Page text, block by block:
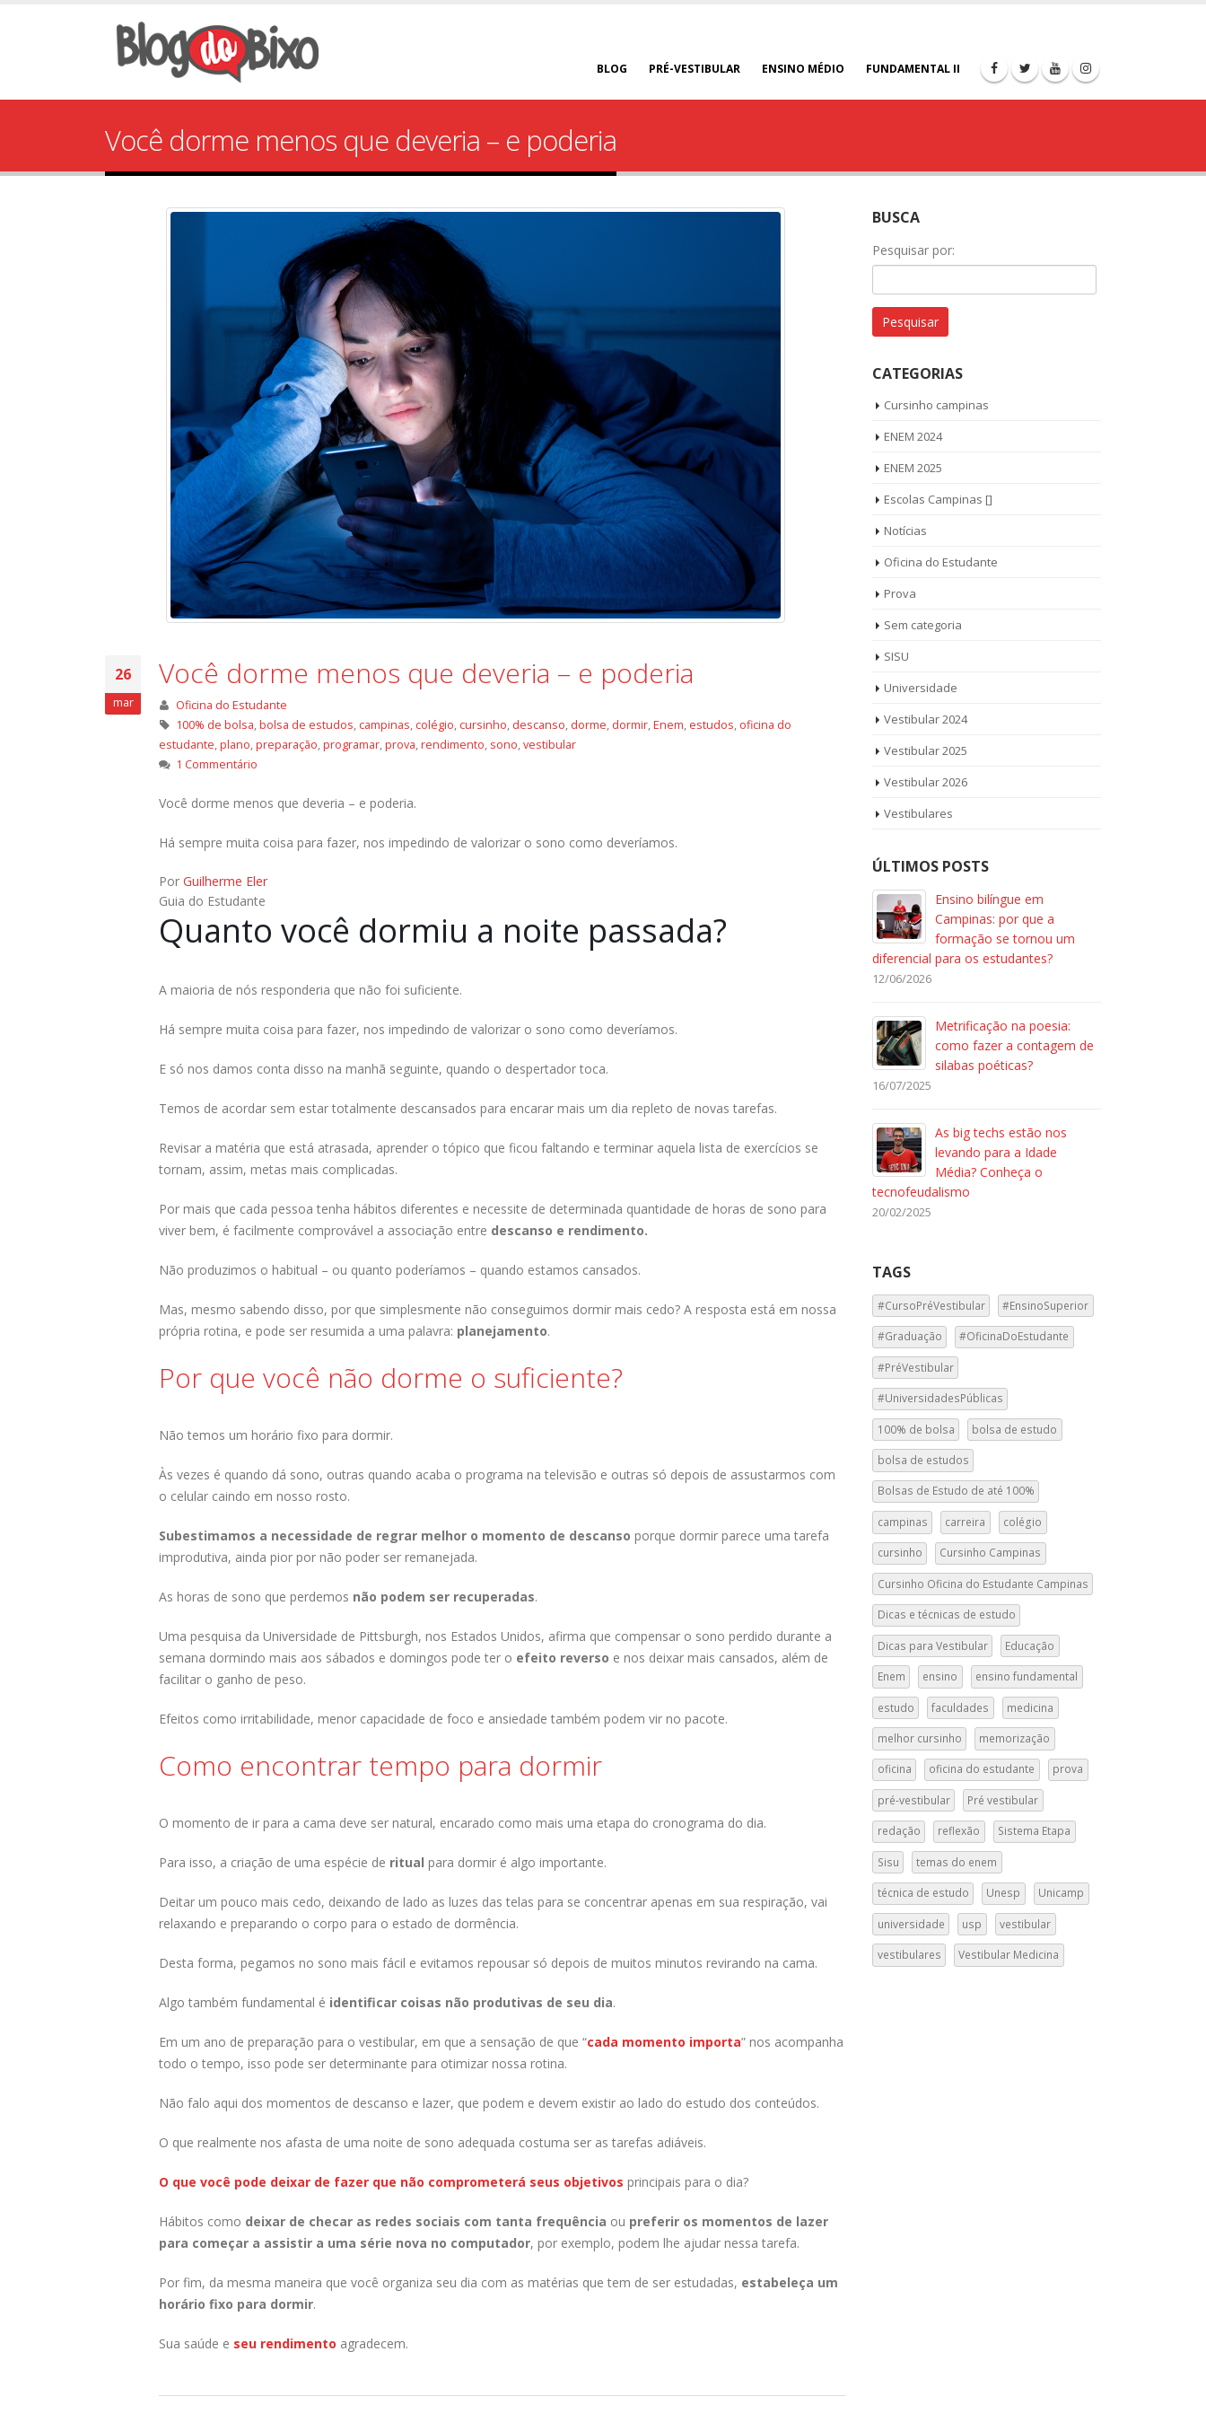
BLOG PRÉ-VESTIBULAR ENSINO MÉDIO FUNDAMENTAL II
Você dorme menos que deveria – e poderia
26
mar
Você dorme menos que deveria – e poderia
Oficina do Estudante
100% de bolsa,bolsa de estudos, campinas, colégio, cursinho, descanso, dorme, dormir,Enem, estudos, oficina do
estudante,plano,preparação,programar,prova,rendimento, sono,vestibular
1 Commentário
Você dorme menos que deveria – e poderia.
Há sempre muita coisa para fazer, nos impedindo de valorizar o sono como deveríamos.
Por Guilherme Eler
Guia do Estudante
Quanto você dormiu a noite passada?
A maioria de nós responderia que não foi suficiente.
Há sempre muita coisa para fazer, nos impedindo de valorizar o sono como deveríamos.
E só nos damos conta disso na manhã seguinte, quando o despertador toca.
Temos de acordar sem estar totalmente descansados para encarar mais um dia repleto de novas tarefas.
Revisar a matéria que está atrasada, aprender o tópico que ficou faltando e terminar aquela lista de exercícios se
tornam, assim, metas mais complicadas.
Por mais que cada pessoa tenha hábitos diferentes e necessite de determinada quantidade de horas de sono para
viver bem, é facilmente comprovável a associação entre descanso e rendimento.
Não produzimos o habitual – ou quanto poderíamos – quando estamos cansados.
Mas, mesmo sabendo disso, por que simplesmente não conseguimos dormir mais cedo? A resposta está em nossa
própria rotina, e pode ser resumida a uma palavra: planejamento.
Por que você não dorme o suficiente?
Não temos um horário fixo para dormir.
Às vezes é quando dá sono, outras quando acaba o programa na televisão e outras só depois de assustarmos com
o celular caindo em nosso rosto.
Subestimamos a necessidade de regrar melhor o momento de descanso porque dormir parece uma tarefa
improdutiva, ainda pior por não poder ser remanejada.
As horas de sono que perdemos não podem ser recuperadas.
Uma pesquisa da Universidade de Pittsburgh, nos Estados Unidos, afirma que compensar o sono perdido durante a
semana dormindo mais aos sábados e domingos pode ter o efeito reverso e nos deixar mais cansados, além de
facilitar o ganho de peso.
Efeitos como irritabilidade, menor capacidade de foco e ansiedade também podem vir no pacote.
Como encontrar tempo para dormir
O momento de ir para a cama deve ser natural, encarado como mais uma etapa do cronograma do dia.
Para isso, a criação de uma espécie de ritual para dormir é algo importante.
Deitar um pouco mais cedo, deixando de lado as luzes das telas para se concentrar apenas em sua respiração, vai
relaxando e preparando o corpo para o estado de dormência.
Desta forma, pegamos no sono mais fácil e evitamos repousar só depois de muitos minutos revirando na cama.
Algo também fundamental é identificar coisas não produtivas de seu dia.
Em um ano de preparação para o vestibular, em que a sensação de que “cada momento importa” nos acompanha
todo o tempo, isso pode ser determinante para otimizar nossa rotina.
Não falo aqui dos momentos de descanso e lazer, que podem e devem existir ao lado do estudo dos conteúdos.
O que realmente nos afasta de uma noite de sono adequada costuma ser as tarefas adiáveis.
O que você pode deixar de fazer que não comprometerá seus objetivos principais para o dia?
Hábitos como deixar de checar as redes sociais com tanta frequência ou preferir os momentos de lazer
para começar a assistir a uma série nova no computador, por exemplo, podem lhe ajudar nessa tarefa.
Por fim, da mesma maneira que você organiza seu dia com as matérias que tem de ser estudadas, estabeleça um
horário fixo para dormir.
Sua saúde e seu rendimento agradecem.
BUSCA
Pesquisar por:
CATEGORIAS
Cursinho campinas
ENEM 2024
ENEM 2025
Escolas Campinas []
Notícias
Oficina do Estudante
Prova
Sem categoria
SISU
Universidade
Vestibular 2024
Vestibular 2025
Vestibular 2026
Vestibulares
ÚLTIMOS POSTS
Ensino bilíngue em
Campinas: por que a
formação se tornou um
diferencial para os estudantes?
12/06/2026
Metrificação na poesia:
como fazer a contagem de
silabas poéticas?
16/07/2025
As big techs estão nos
levando para a Idade
Média? Conheça o
tecnofeudalismo
20/02/2025
TAGS
#CursoPréVestibular #EnsinoSuperior
#Graduação #OficinaDoEstudante
#PréVestibular
#UniversidadesPúblicas
100% de bolsa bolsa de estudo
bolsa de estudos
Bolsas de Estudo de até 100%
campinas carreira colégio
cursinho Cursinho Campinas
Cursinho Oficina do Estudante Campinas
Dicas e técnicas de estudo
Dicas para Vestibular Educação
Enem ensino ensino fundamental
estudo faculdades medicina
melhor cursinho memorização
oficina oficina do estudante prova
pré-vestibular Pré vestibular
redação reflexão Sistema Etapa
Sisu temas do enem
técnica de estudo Unesp Unicamp
universidade usp vestibular
vestibulares Vestibular Medicina